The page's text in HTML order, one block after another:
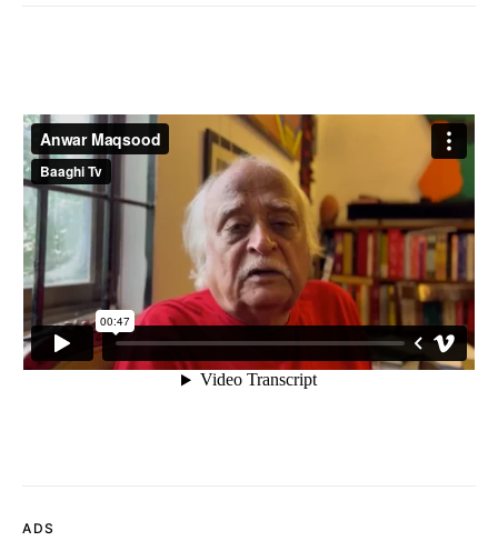
ADS